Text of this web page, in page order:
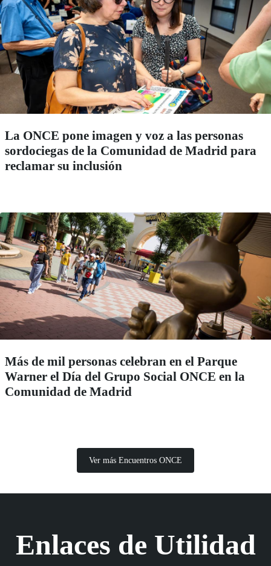
La ONCE pone imagen y voz a las personas
sordociegas de la Comunidad de Madrid para
reclamar su inclusión
Más de mil personas celebran en el Parque
Warner el Día del Grupo Social ONCE en la
Comunidad de Madrid
Ver más Encuentros ONCE
Enlaces de Utilidad